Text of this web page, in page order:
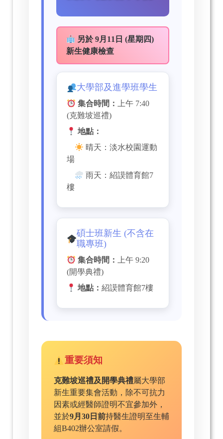
另於 9月11日 (星期四)
新生健康檢查
大學部及進學班學生
集合時間： 上午 7:40
(克難坡巡禮)
地點：
晴天：淡水校園運動
場
雨天：紹謨體育館7
樓
碩士班新生 (不含在
職專班)
集合時間： 上午 9:20
(開學典禮)
地點： 紹謨體育館7樓
重要須知
克難坡巡禮及開學典禮屬大學部
新生重要集會活動，除不可抗力
因素或經醫師證明不宜參加外，
並於9月30日前持醫生證明至生輔
組B402辦公室請假。